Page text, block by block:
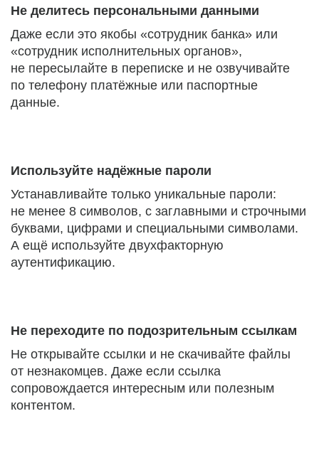
Не делитесь персональными данными
Даже если это якобы «сотрудник банка» или
«сотрудник исполнительных органов»,
не пересылайте в переписке и не озвучивайте
по телефону платёжные или паспортные
данные.
Используйте надёжные пароли
Устанавливайте только уникальные пароли:
не менее 8 символов, с заглавными и строчными
буквами, цифрами и специальными символами.
А ещё используйте двухфакторную
аутентификацию.
Не переходите по подозрительным ссылкам
Не открывайте ссылки и не скачивайте файлы
от незнакомцев. Даже если ссылка
сопровождается интересным или полезным
контентом.